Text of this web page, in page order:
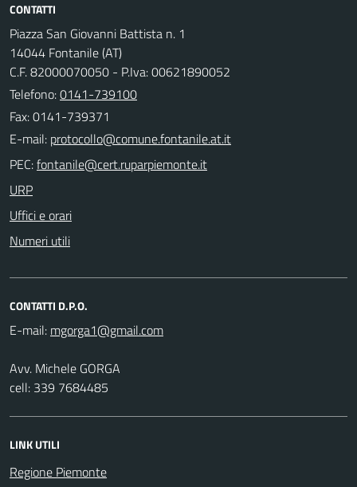
CONTATTI
Piazza San Giovanni Battista n. 1
14044 Fontanile (AT)
C.F. 82000070050 - P.Iva: 00621890052
Telefono:0141-739100
Fax: 0141-739371
E-mail:
PEC:
URP
Uffici e orari
Numeri utili
CONTATTI D.P.O.
E-mail:
Avv. Michele GORGA
cell: 339 7684485
LINK UTILI
Regione Piemonte